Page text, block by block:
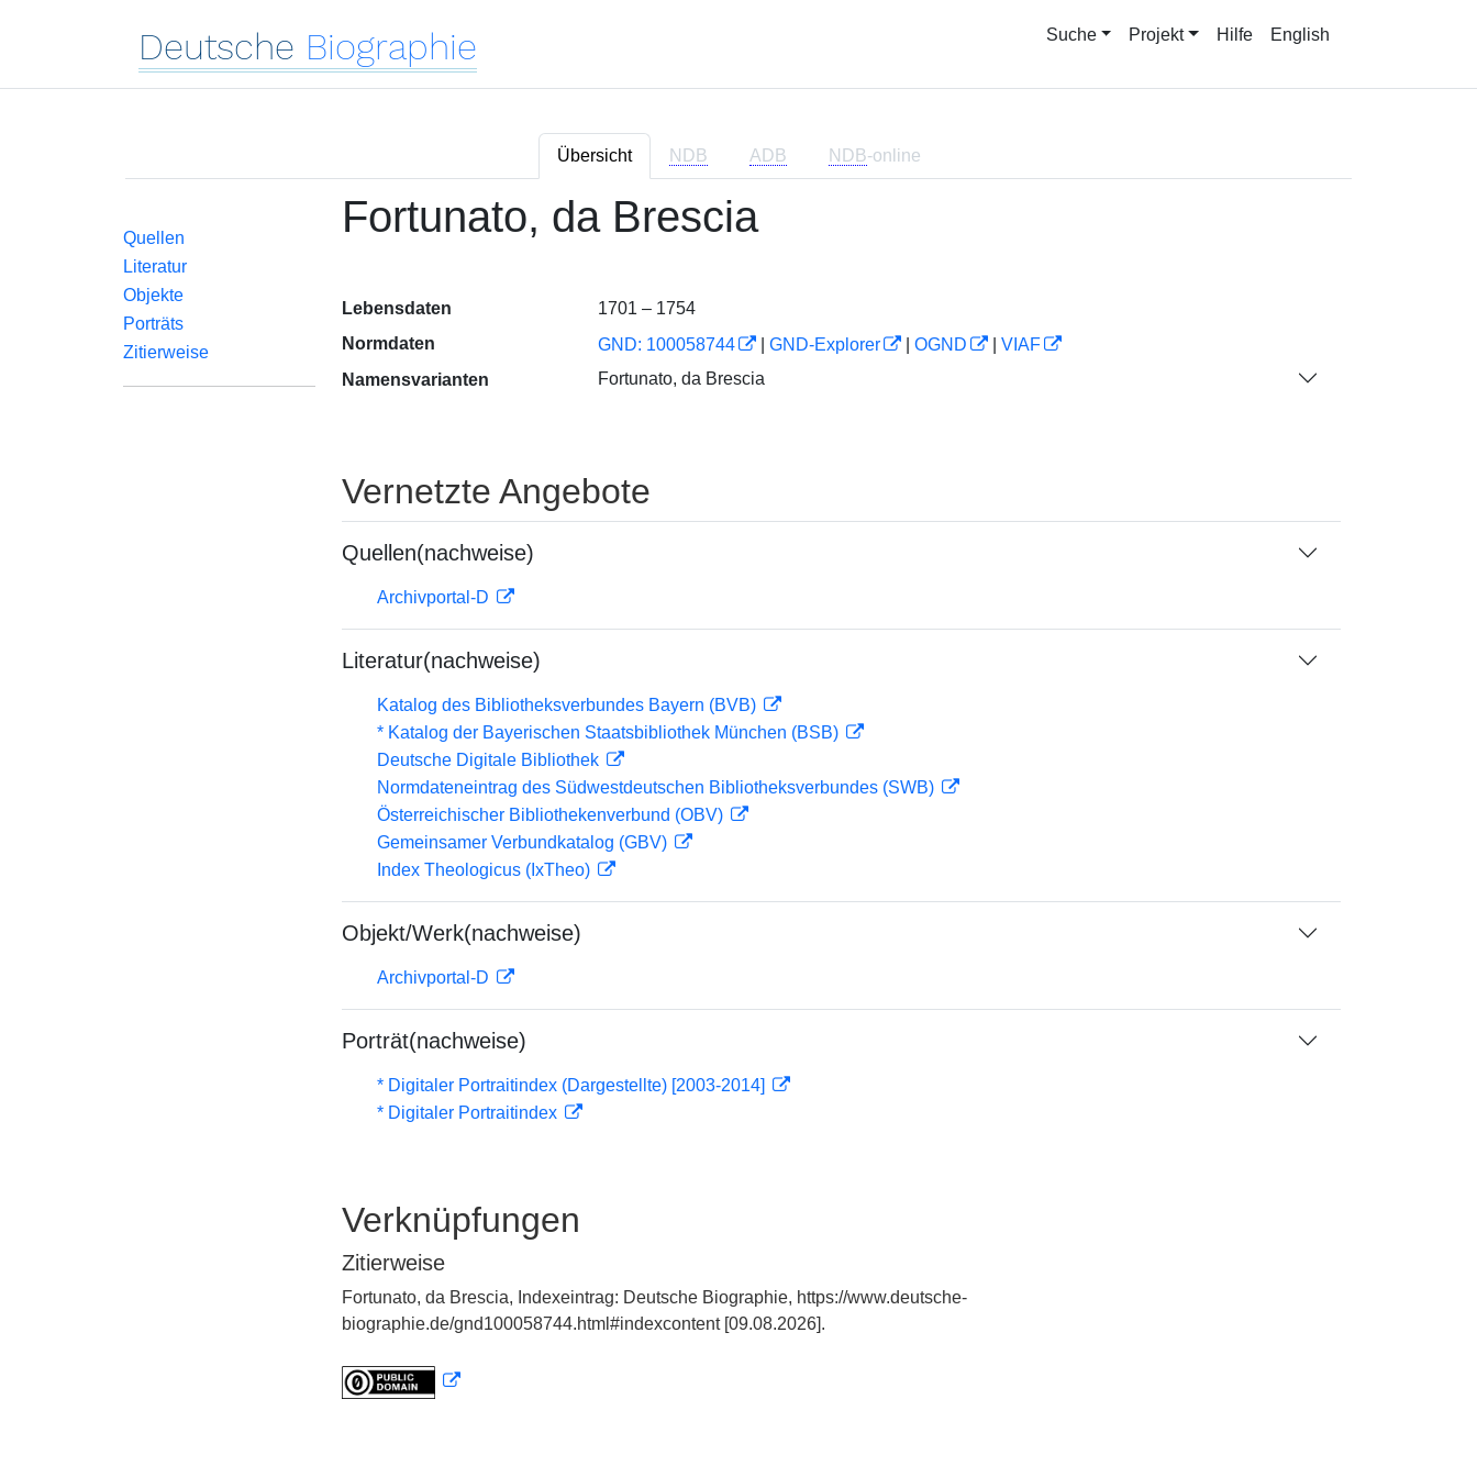
Deutsche Biographie Suche Projekt Hilfe English
Übersicht NDB ADB NDB-online
Quellen
Literatur
Objekte
Porträts
Zitierweise
Fortunato, da Brescia
Lebensdaten
1701 – 1754
Normdaten
GND: 100058744 GND-Explorer OGND
VIAF
Namensvarianten
Fortunato, da Brescia
Vernetzte Angebote
Quellen(nachweise)
Archivportal-D
Literatur(nachweise)
Katalog des Bibliotheksverbundes Bayern (BVB)
* Katalog der Bayerischen Staatsbibliothek München (BSB)
Deutsche Digitale Bibliothek
Normdateneintrag des Südwestdeutschen Bibliotheksverbundes (SWB)
Österreichischer Bibliothekenverbund (OBV)
Gemeinsamer Verbundkatalog (GBV)
Index Theologicus (IxTheo)
Objekt/Werk(nachweise)
Archivportal-D
Porträt(nachweise)
* Digitaler Portraitindex (Dargestellte) [2003-2014]
* Digitaler Portraitindex
Verknüpfungen
Zitierweise
Fortunato, da Brescia, Indexeintrag: Deutsche Biographie, https://www.deutsche-
biographie.de/gnd100058744.html#indexcontent [09.08.2026].